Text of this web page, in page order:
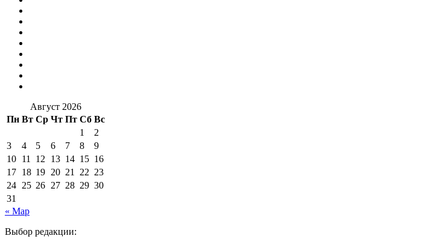
Август 2026
Пн Вт Ср Чт Пт Сб Вс
1
2
3
4 5 6 7 8
9
10 11 12 13 14 15 16
17 18 19 20 21 22 23
24 25 26 27 28 29 30
31
« Мар
Выбор редакции: